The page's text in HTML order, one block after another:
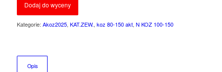
Dodaj do wyceny
Kategorie: Akoz2025, KAT.ZEW., koz 80-150 akt, N KOZ 100-150
Opis